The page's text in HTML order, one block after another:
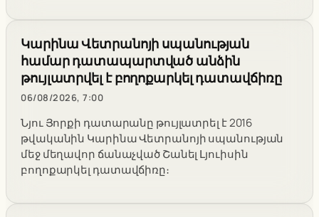
Կարինա Վետրանոյի սպանության
համար դատապարտված անձին
թույլատրվել է բողոքարկել դատավճիռը
06/08/2026, 7:00
Նյու Յորքի դատարանը թույլատրել է 2016
թվականին Կարինա Վետրանոյի սպանության
մեջ մեղավոր ճանաչված Շանել Լյուիսին
բողոքարկել դատավճիռը։